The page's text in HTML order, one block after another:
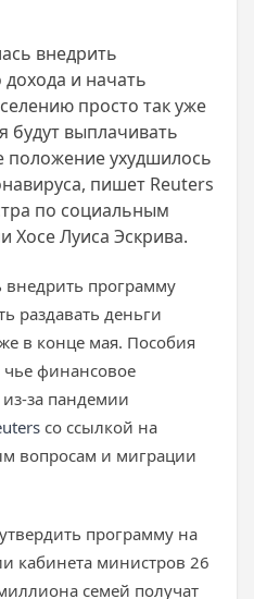
внедрить
и начать
просто так уже
будут выплачивать
положение ухудшилось
пишет Reuters
по социальным
Хосе Луиса Эскрива.
внедрить программу
раздавать деньги
в конце мая. Пособия
чье финансовое
за пандемии
со ссылкой на
вопросам и миграции
программу на
кабинета министров 26
семей получат